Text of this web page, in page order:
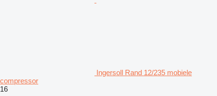
Ingersoll Rand 12/235 mobiele
compressor
16